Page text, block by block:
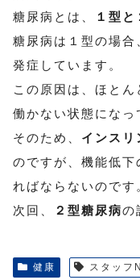
糖尿病とは、
１型と
糖尿病は１型の場合
発症しています。
この原因は、ほとん
働かない状態になっ
そのため、 インスリ
のですが、機能低下
ればならないのです
次回、
２型糖尿病の
健康 スタッフN